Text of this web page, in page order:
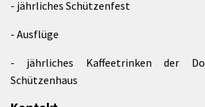
- jährliches Schützenfest
- Ausflüge
- jährliches Kaffeetrinken der
Schützenhaus